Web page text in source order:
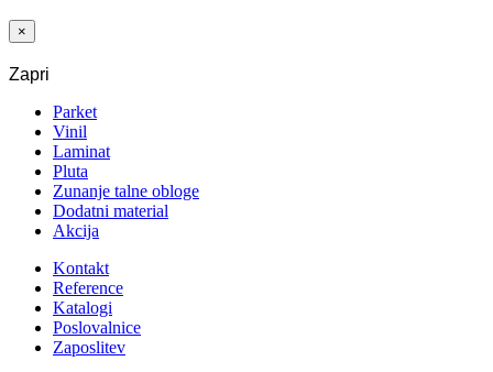
×
Zapri
Parket
Vinil
Laminat
Pluta
Zunanje talne obloge
Dodatni material
Akcija
Kontakt
Reference
Katalogi
Poslovalnice
Zaposlitev